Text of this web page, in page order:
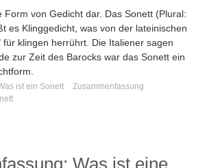
Form von Gedicht dar. Das Sonett (Plural:
es Klinggedicht, was von der lateinischen
für klingen herrührt. Die Italiener sagen
zur Zeit des Barocks war das Sonett ein
ist ein Sonett
Zusammenfassung
Was ist eine